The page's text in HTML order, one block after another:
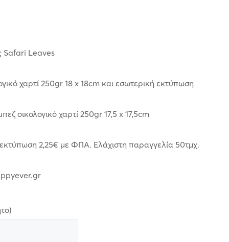
Safari Leaves
χαρτί 250gr 18 x 18cm και εσωτερική εκτύπωση
οικολογικό χαρτί 250gr 17,5 x 17,5cm
2,25€ με ΦΠΑ. Ελάχιστη παραγγελία 50τμχ.